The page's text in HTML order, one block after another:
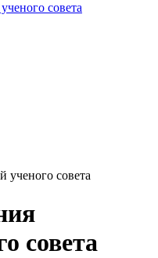
совета
ученого совета
совета